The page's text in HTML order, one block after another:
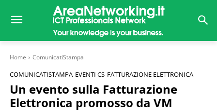
Home ComunicatiStampa
COMUNICATISTAMPA EVENTI CS FATTURAZIONE ELETTRONICA
Un evento sulla Fatturazione
Elettronica promosso da VM